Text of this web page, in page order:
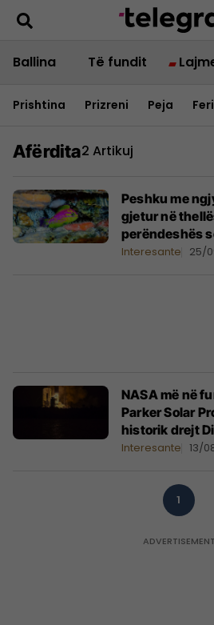
Ballina Të fundit
Prishtina Prizreni Peja
Afërdita2 Artikuj
Peshku me
gjetur në
perëndeshës
Interesante 25/
NASA më në
Parker Solar
historik drejt
Interesante 13/
1